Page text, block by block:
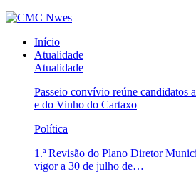
Início
Atualidade
Atualidade
Passeio convívio reúne candidatos
e do Vinho do Cartaxo
Política
1.ª Revisão do Plano Diretor
vigor a 30 de julho de…